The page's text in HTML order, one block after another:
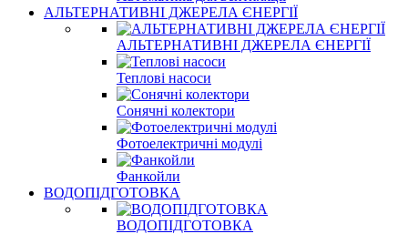
АЛЬТЕРНАТИВНІ ДЖЕРЕЛА ЄНЕРГІЇ
АЛЬТЕРНАТИВНІ ДЖЕРЕЛА ЄНЕРГІЇ
Теплові насоси
Сонячні колектори
Фотоелектричні модулі
Фанкойли
ВОДОПІДГОТОВКА
ВОДОПІДГОТОВКА